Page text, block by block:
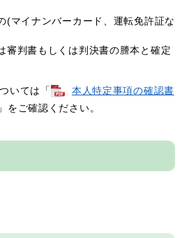
(マイナンバーカード、運転免許証な
審判書もしくは判決書の謄本と確定
いては「
本人特定事項の確認書
」をご確認ください。